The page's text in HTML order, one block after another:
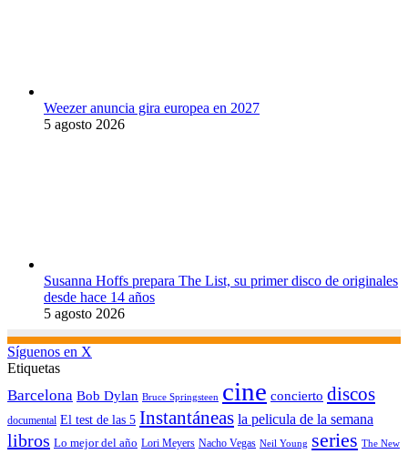
Weezer anuncia gira europea en 2027
5 agosto 2026
Susanna Hoffs prepara The List, su primer disco de originales
desde hace 14 años
5 agosto 2026
Síguenos en X
Etiquetas
Barcelona Bob Dylan Bruce Springsteen cine concierto discos
documental El test de las 5 Instantáneas la pelicula de la semana
libros Lo mejor del año Lori Meyers Nacho Vegas Neil Young series The New